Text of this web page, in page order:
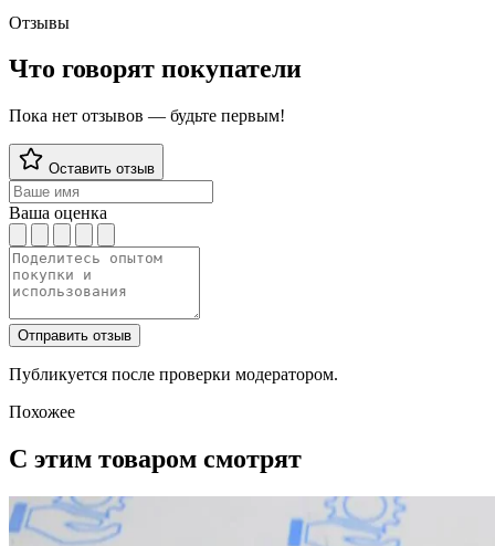
Отзывы
Что говорят покупатели
Пока нет отзывов — будьте первым!
Оставить отзыв
Ваша оценка
Отправить отзыв
Публикуется после проверки модератором.
Похожее
С этим товаром смотрят